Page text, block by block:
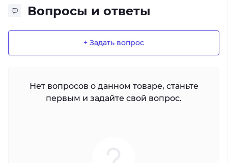
Вопросы и ответы
+ Задать вопрос
Нет вопросов о данном товаре, станьте
первым и задайте свой вопрос.